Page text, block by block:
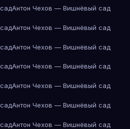
Антон Чехов — Вишнёвый сад
Антон Чехов — Вишнёвый сад
Антон Чехов — Вишнёвый сад
Антон Чехов — Вишнёвый сад
Антон Чехов — Вишнёвый сад
Антон Чехов — Вишнёвый сад
Антон Чехов — Вишнёвый сад